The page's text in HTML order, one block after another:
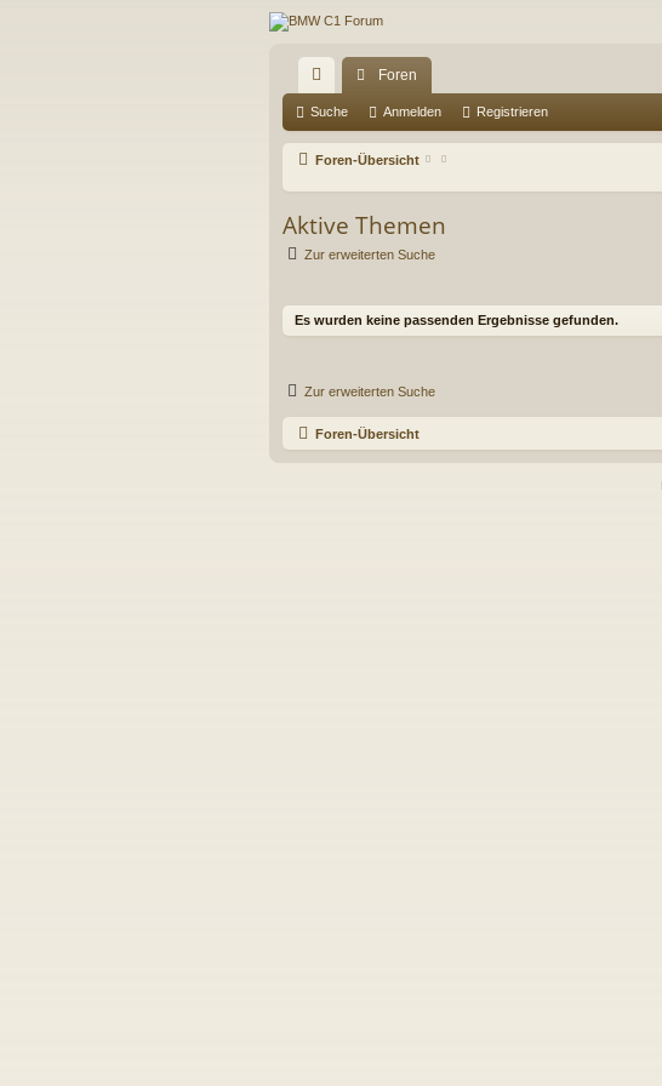
ch
ne
ug
riff
Foren
Suche Anmelden Registrieren
Foren-Übersicht
Aktive Themen
Zur erweiterten Suche
Es wurden keine passenden Ergebnisse gefunden.
Zur erweiterten Suche
Foren-Übersicht